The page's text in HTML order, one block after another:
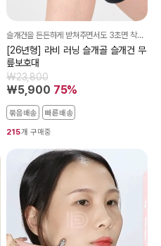
슬개건을 든든하게 받쳐주면서도 3초면 착용할 수 있을 만큼 가볍고 편해요!
[26년형] 라비 러닝 슬개골 슬개건 무
릎보호대
₩23,800
₩5,900 75%
묶음배송 빠른배송
215개 구매중